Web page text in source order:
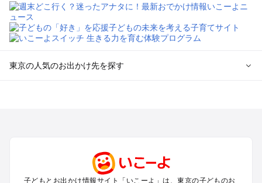
東京の人気のお出かけ先を探す
町田・相模原・愛川・上野原のプールお出かけ
渋谷・原宿・恵比寿・中目黒・自由が丘のプールお出かけ
子どもとお出かけ情報サイト「いこーよ」は、東京の子どものお